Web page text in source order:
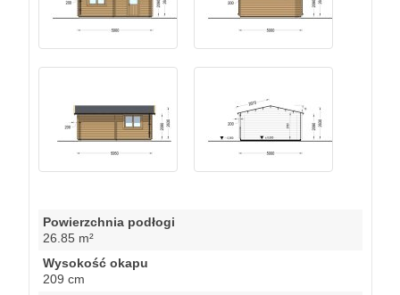
Powierzchnia podłogi
26.85 m²
Wysokość okapu
209 cm